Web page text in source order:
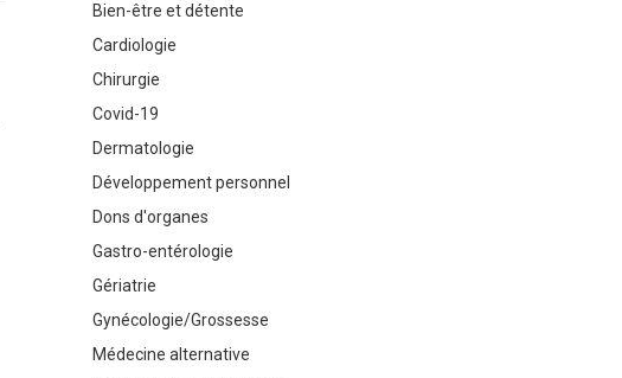
Bien-être et détente
Cardiologie
Chirurgie
Covid-19
Dermatologie
Développement personnel
Dons d'organes
Gastro-entérologie
Gériatrie
Gynécologie/Grossesse
Médecine alternative